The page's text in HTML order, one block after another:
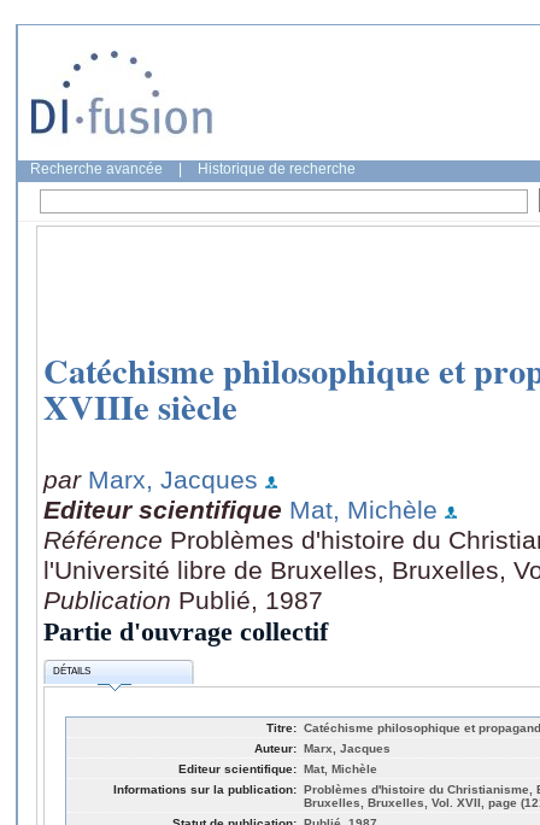
Recherche avancée Historique de recherche
Catéchisme philosophique et
XVIIIe siècle
par Marx, Jacques
Editeur scientifique Mat, Michèle
Référence Problèmes d'histoire du
l'Université libre de Bruxelles, Bruxelles,
Publication Publié, 1987
Partie d'ouvrage collectif
DÉTAILS
Titre: Catéchisme philosophique et
Auteur: Marx, Jacques
Editeur scientifique: Mat, Michèle
Informations sur la publication: Problèmes d'histoire du Christianisme,
Bruxelles, Bruxelles, Vol. XVII, page